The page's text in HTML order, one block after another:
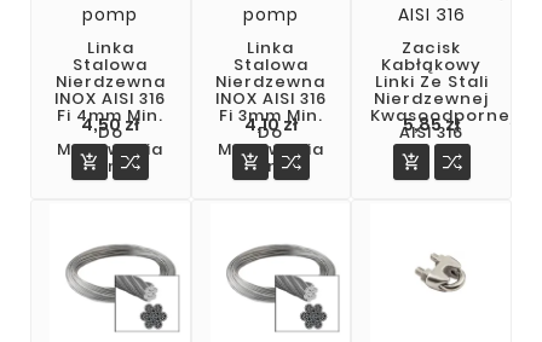
Linka
Stalowa
Nierdzewna
INOX AISI 316
Fi 4mm Min.
Do
Mocowania
Pomp
4,50 złCena

Linka
Stalowa
Nierdzewna
INOX AISI 316
Fi 3mm Min.
Do
Mocowania
Pomp
4,10 złCena

Zacisk
Kabłąkowy
Linki Ze Stali
Nierdzewnej
Kwasoodpornej
AISI 316
5,85 złCena
